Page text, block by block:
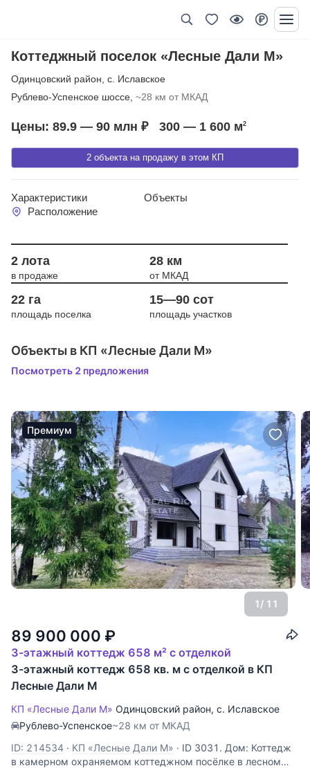
Коттеджный поселок «Лесные Дали М»
Одинцовский район с. Иславское
Рублево-Успенское шоссе, ~28 км от МКАД
2 объекта на продажу в этом КП
Цены: 89.9 — 90 млн ₽ 300 — 1 600 м2
Характеристики
Объекты
Расположение
2 лота
в продаже
28 км
от МКАД
22 га
площадь поселка
15—90 сот
площадь участков
Объекты в КП «Лесные Дали М»
Посмотреть 2 предложения
Премиум
1/ 11
89 900 000 ₽
3-этажный коттедж 658 м² с отделкой
3-этажный коттедж 658 кв. м с отделкой в КП
Лесные Дали М
КП «Лесные Дали М» Одинцовский район, с. Иславское
Рублево-Успенское~28 км от МКАД
ID: 214534 · КП «Лесные Дали М» · ID 3031. Дом: Коттедж
в камерном охраняемом коттеджном посёлке в лесном